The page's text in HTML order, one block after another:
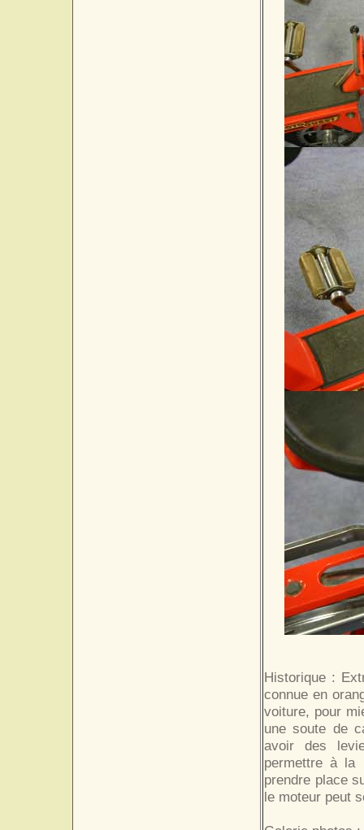
Historique :
connue en
voiture, pour
une soute de
avoir des
permettre à la
prendre place
le moteur peut